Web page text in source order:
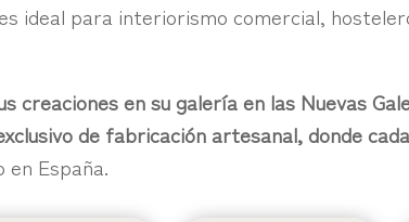
ideal para interiorismo comercial,
creaciones en su galería en las Nuevas
de fabricación artesanal, donde
España.